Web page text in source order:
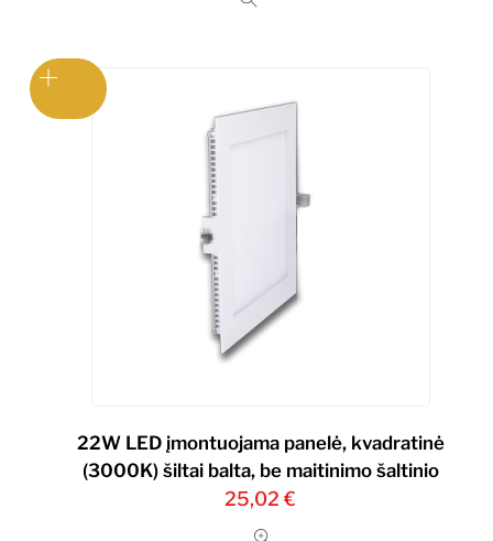
22W LED įmontuojama panelė, kvadratinė
(3000K) šiltai balta, be maitinimo šaltinio
25,02€